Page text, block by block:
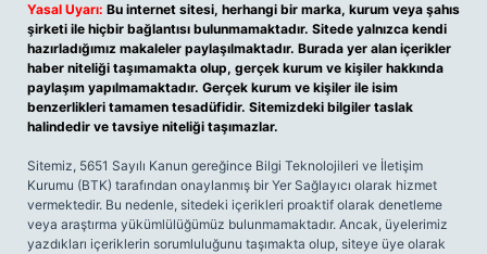
Yasal Uyarı: Bu internet sitesi, herhangi bir marka, kurum veya şahıs
şirketi ile hiçbir bağlantısı bulunmamaktadır. Sitede yalnızca kendi
hazırladığımız makaleler paylaşılmaktadır. Burada yer alan içerikler
haber niteliği taşımamakta olup, gerçek kurum ve kişiler hakkında
paylaşım yapılmamaktadır. Gerçek kurum ve kişiler ile isim
benzerlikleri tamamen tesadüfidir. Sitemizdeki bilgiler taslak
halindedir ve tavsiye niteliği taşımazlar.
Sitemiz, 5651 Sayılı Kanun gereğince Bilgi Teknolojileri ve İletişim
Kurumu (BTK) tarafından onaylanmış bir Yer Sağlayıcı olarak hizmet
vermektedir. Bu nedenle, sitedeki içerikleri proaktif olarak denetleme
veya araştırma yükümlülüğümüz bulunmamaktadır. Ancak, üyelerimiz
yazdıkları içeriklerin sorumluluğunu taşımakta olup, siteye üye olarak